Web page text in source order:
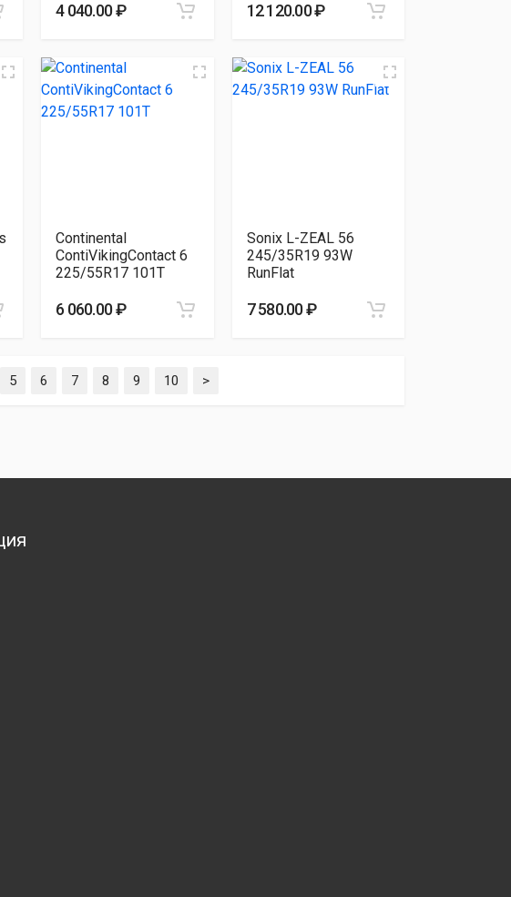
4 040.00 ₽ 12 120.00 ₽
Continental
ContiVikingContact 6
225/55R17 101T
6 060.00 ₽
Sonix L-ZEAL 56
245/35R19 93W
RunFlat
7 580.00 ₽
5 6 7 8 9 10 >